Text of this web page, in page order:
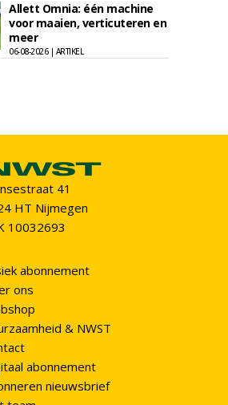
Allett Omnia: één machine
voor maaien, verticuteren en
meer
06-08-2026 | ARTIKEL
41
HT Nijmegen
10032693
abonnement
ons
& NWST
abonnement
nieuwsbrief